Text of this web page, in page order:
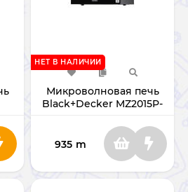
Микроволновая печь
Black+Decker MZ2015P-
НЕТ В НАЛИЧИИ
935 m